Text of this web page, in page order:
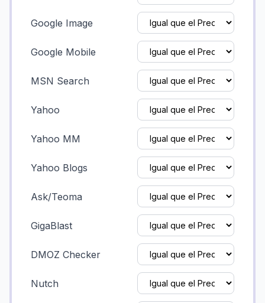
Google Image
Google Mobile
MSN Search
Yahoo
Yahoo MM
Yahoo Blogs
Ask/Teoma
GigaBlast
DMOZ Checker
Nutch